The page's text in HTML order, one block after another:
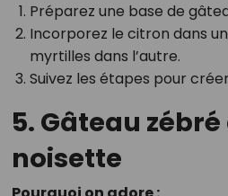
Préparez une base de
Incorporez le citron dans
myrtilles dans l’autre.
Suivez les étapes pour
5. Gâteau
noisette